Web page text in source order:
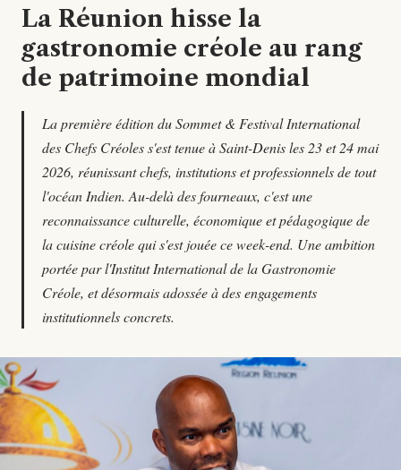
La Réunion hisse la
gastronomie créole au rang
de patrimoine mondial
La première édition du Sommet & Festival International
des Chefs Créoles s'est tenue à Saint-Denis les 23 et 24 mai
2026, réunissant chefs, institutions et professionnels de tout
l'océan Indien. Au-delà des fourneaux, c'est une
reconnaissance culturelle, économique et pédagogique de
la cuisine créole qui s'est jouée ce week-end. Une ambition
portée par l'Institut International de la Gastronomie
Créole, et désormais adossée à des engagements
institutionnels concrets.